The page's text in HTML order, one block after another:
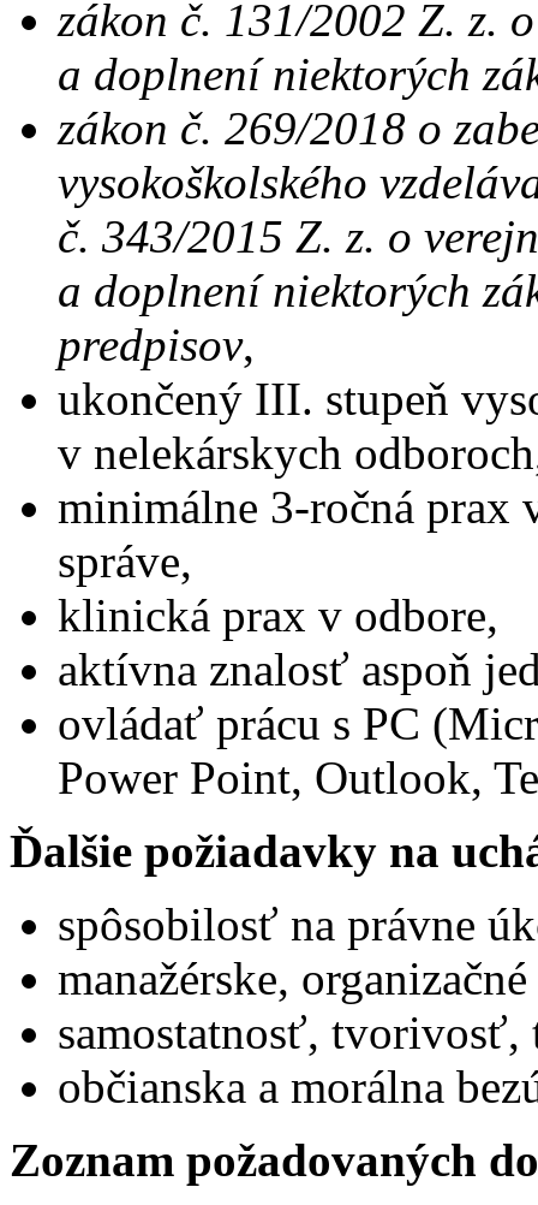
zákon č. 131/2002 Z. z.
a doplnení niektorých
zákon č. 269/2018 o
vysokoškolského
č. 343/2015 Z. z. o
a doplnení niektorých
predpisov,
ukončený III. stupeň
v nelekárskych
minimálne 3-ročná prax
správe,
klinická prax v odbore,
aktívna znalosť aspoň
ovládať prácu s PC
Power Point, Outlook,
Ďalšie požiadavky na
spôsobilosť na právne
manažérske,
samostatnosť,
občianska a morálna
Zoznam požadovaných